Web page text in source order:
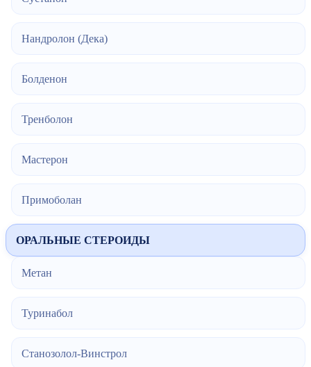
Нандролон (Дека)
Болденон
Тренболон
Мастерон
Примоболан
ОРАЛЬНЫЕ СТЕРОИДЫ
Метан
Туринабол
Станозолол-Винстрол